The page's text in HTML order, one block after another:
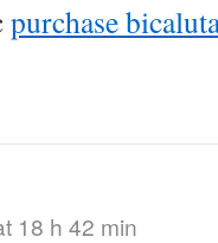
purchase
18 h 42 min